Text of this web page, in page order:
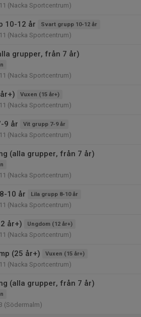
(Nacka Sportcentrum)
10-12 år Svart grupp 10-12 år
(Nacka Sportcentrum)
grupper, från 7 år)
(Nacka Sportcentrum)
Vuxen (15 år+)
(Nacka Sportcentrum)
9 år Vit grupp 7-9 år
(Nacka Sportcentrum)
(alla grupper, från 7 år)
(Nacka Sportcentrum)
10 år Lila grupp 8-10 år
(Nacka Sportcentrum)
år+) Ungdom (12 år+)
(Nacka Sportcentrum)
(25 år+) Vuxen (15 år+)
(Nacka Sportcentrum)
(alla grupper, från 7 år)
(Södermalm)